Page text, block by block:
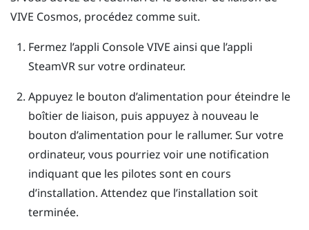
VIVE Cosmos, procédez comme suit.
Fermez l’appli Console VIVE ainsi que l’appli
SteamVRsur votre ordinateur.
Appuyez le bouton d’alimentation pour éteindre le
boîtier de liaison, puis appuyez à nouveau le
bouton d’alimentation pour le rallumer. Sur votre
ordinateur, vous pourriez voir une notification
indiquant que les pilotes sont en cours
d’installation. Attendez que l’installation soit
terminée.